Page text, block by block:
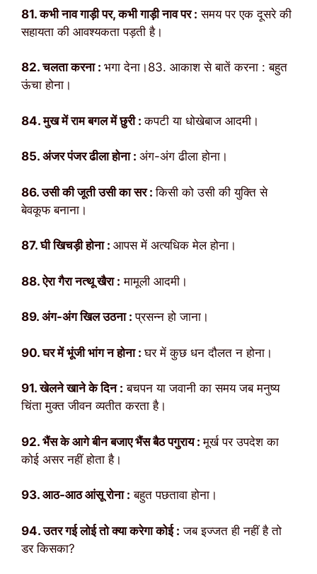
81. कभी नाव गाड़ी पर, कभी गाड़ी नाव पर : समय पर एक दूसरे की
सहायता की आवश्यकता पड़ती है।
82. चलता करना : भगा देना।83. आकाश से बातें करना : बहुत
ऊंचा होना।
84. मुख में राम बगल में छुरी :कपटी या धोखेबाज आदमी।
85. अंजर पंजर ढीला होना : अंग-अंग ढीला होना।
86. उसी की जूती उसी का सर :किसी को उसी की युक्ति से
बेवकूफ बनाना।
87. घी खिचड़ी होना : आपस में अत्यधिक मेल होना।
88. ऐरा गैरा नत्थू खैरा : मामूली आदमी।
89. अंग-अंग खिल उठना :प्रसन्न हो जाना।
90. घर में भूंजी भांग न होना :घर में कुछ धन दौलत न होना।
91. खेलने खाने के दिन : बचपन या जवानी का समय जब मनुष्य
चिंता मुक्त जीवन व्यतीत करता है।
92. भैंस के आगे बीन बजाए भैंस बैठ पगुराय :मूर्ख पर उपदेश का
कोई असर नहीं होता है।
93. आठ-आठ आंसू रोना : बहुत पछतावा होना।
94. उतर गई लोई तो क्या करेगा कोई : जब इज्जत ही नहीं है तो
डर किसका?